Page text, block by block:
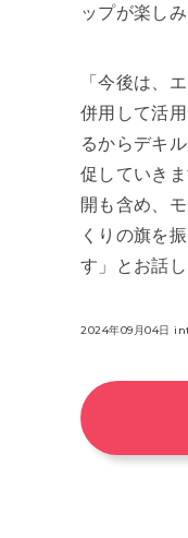
ップが楽し
「今後は、
併用して活
るからデキ
促していき
開も含め、
くりの旗を
す」とお話し
2024年09月04日